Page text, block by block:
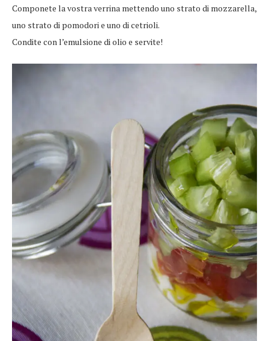
Componete la vostra verrina mettendo uno strato di mozzarella,
uno strato di pomodori e uno di cetrioli.
Condite con l’emulsione di olio e servite!